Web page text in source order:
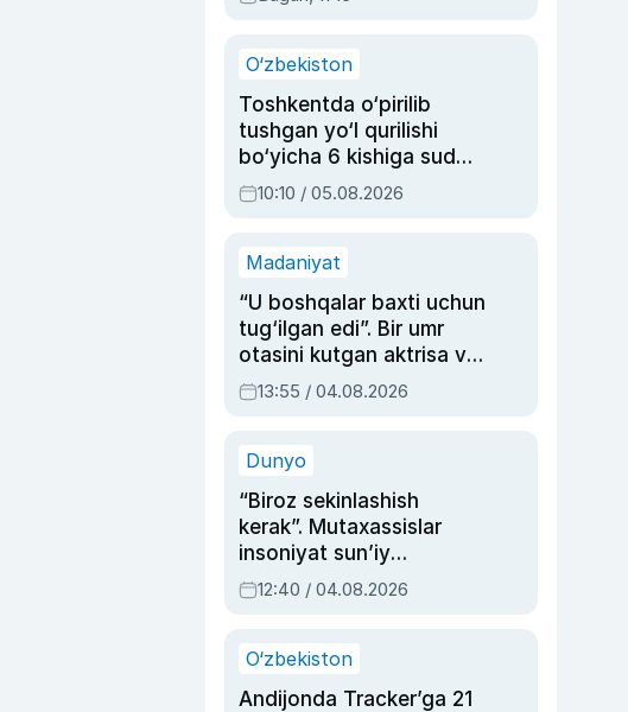
20 yilga qamaldi
O‘zbekiston
Toshkentda o‘pirilib
tushgan yo‘l qurilishi
bo‘yicha 6 kishiga sud
hukmi o‘qildi
10:10 / 05.08.2026
Madaniyat
“U boshqalar baxti uchun
tug‘ilgan edi”. Bir umr
otasini kutgan aktrisa va
dublyaj ustasi Rimma
Ahmedovaning
13:55 / 04.08.2026
Dunyo
“Biroz sekinlashish
kerak”. Mutaxassislar
insoniyat sun’iy
intellektni boshqara
olmay qolishidan xavotir
12:40 / 04.08.2026
O‘zbekiston
Andijonda Tracker’ga 21